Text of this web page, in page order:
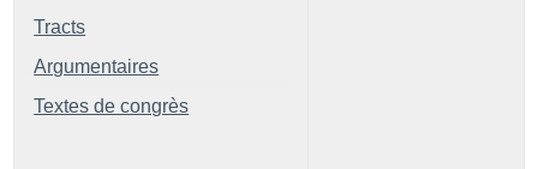
Tracts
Argumentaires
Textes de congrès